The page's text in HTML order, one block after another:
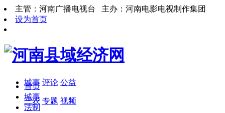
主管：河南广播电视台 主办：河南电影电视制作集团
设为首页
城事 评论 公益
三农 专题 视频
首页
城事
法制